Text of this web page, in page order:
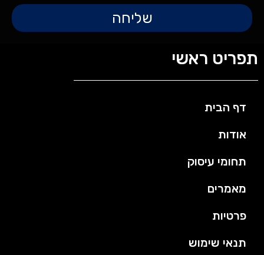
שליחה
תפריט ראשי
דף הבית
אודות
תחומי עיסוק
מאמרים
פרטיות
תנאי שימוש